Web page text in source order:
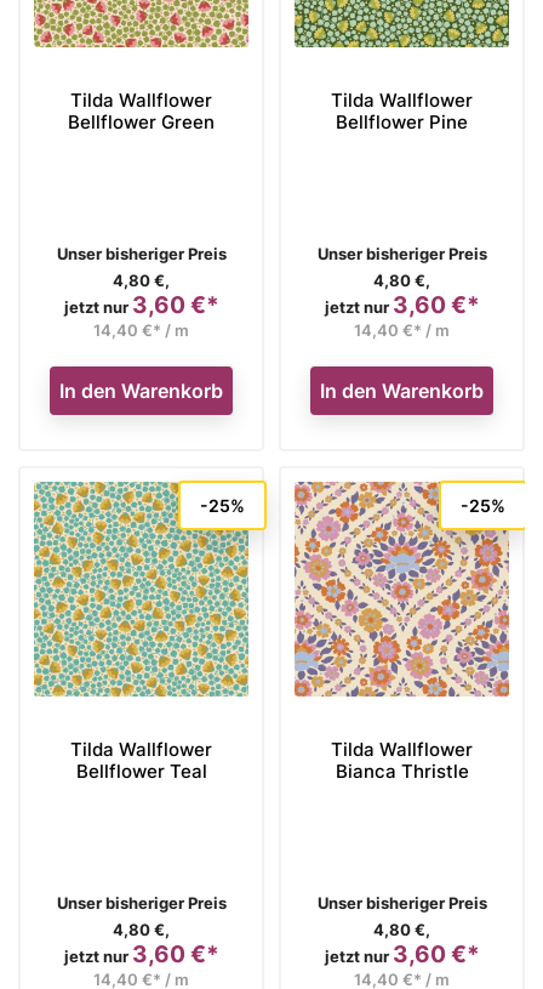
Tilda Wallflower
Bellflower Green
Verkaufspreis
Unser bisheriger Preis
4,80 €,
jetzt nur Preis
3,60 €*
14,40 €* / m
In den Warenkorb
Tilda Wallflower
Bellflower Pine
Verkaufspreis
Unser bisheriger Preis
4,80 €,
jetzt nur Preis
3,60 €*
14,40 €* / m
In den Warenkorb
Tilda Wallflower
Bellflower Teal
Verkaufspreis
Unser bisheriger Preis
4,80 €,
jetzt nur
-25%
Preis
3,60 €*
14,40 €* / m
Tilda Wallflower
Bianca Thristle
Verkaufspreis
Unser bisheriger Preis
4,80 €,
jetzt nur
-25%
Preis
3,60 €*
14,40 €* / m